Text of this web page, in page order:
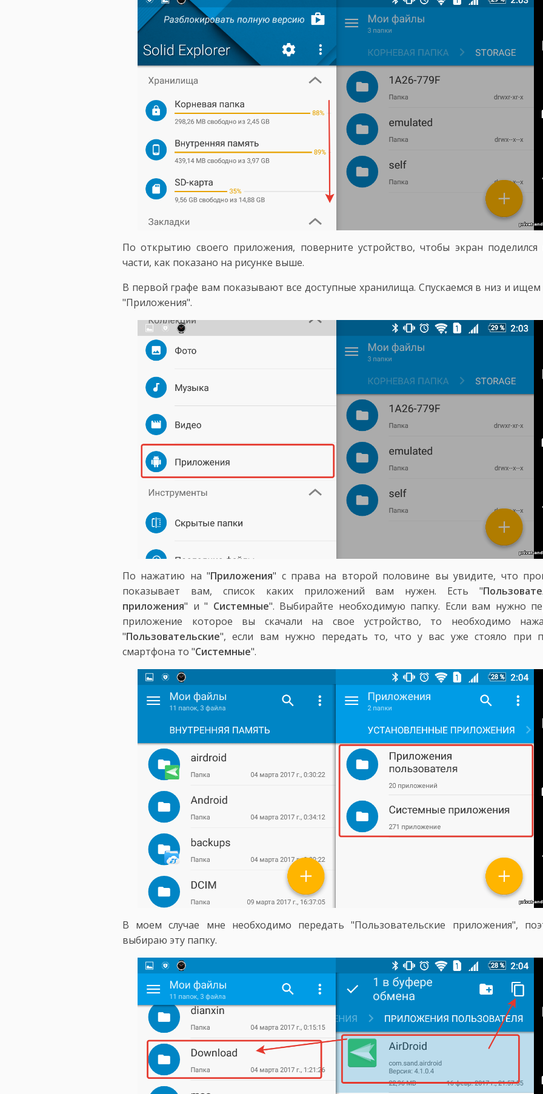
По открытию своего приложения, поверните устройство, чтобы экран
части, как показано на рисунке выше.
В первой графе вам показывают все доступные хранилища. Спускаемся в низ и ищем
"Приложения".
По нажатию на "Приложения" с права на второй половине вы увидите, что
показывает вам, список каких приложений вам нужен. Есть "
приложения" и " Системные". Выбирайте необходимую папку. Если вам нужно
приложение которое вы скачали на свое устройство, то необходимо
"Пользовательские", если вам нужно передать то, что у вас уже стояло при
смартфона то "Системные".
В моем случае мне необходимо передать "Пользовательские приложения",
выбираю эту папку.